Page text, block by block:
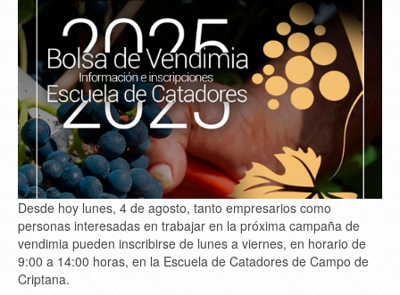
Desde hoy lunes, 4 de agosto, tanto empresarios como
personas interesadas en trabajar en la próxima campaña de
vendimia pueden inscribirse de lunes a viernes, en horario de
9:00 a 14:00 horas, en la Escuela de Catadores de Campo de
Criptana.